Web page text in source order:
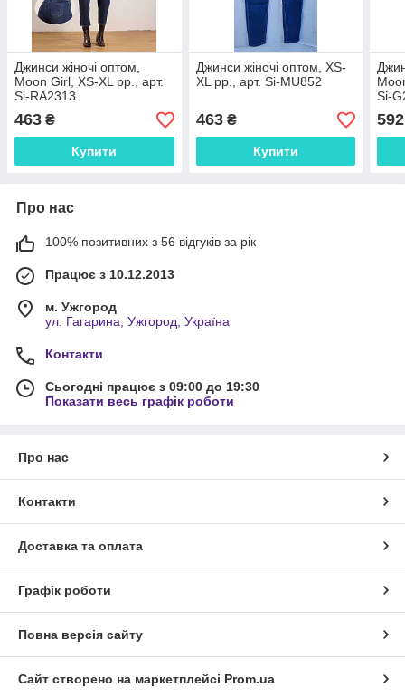
Джинси жіночі оптом,
Moon Girl, XS-XL рр., арт.
Si-RA2313
463 ₴
Купити
Джинси жіночі оптом, XS-
XL рр., арт. Si-MU852
463₴
Купити
Si-
592
Про нас
100% позитивних з 56 відгуків за рік
Працює з 10.12.2013
м. Ужгород
ул. Гагарина, Ужгород, Україна
Контакти
Сьогодні працює з 09:00 до 19:30
Показати весь графік роботи
Про нас
Контакти
Доставка та оплата
Графік роботи
Повна версія сайту
Сайт створено на маркетплейсі Prom.ua